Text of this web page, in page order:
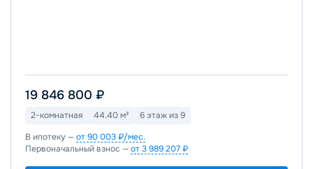
19 846 800 ₽
2-комнатная 44.40 м²
6 этаж из 9
В ипотеку —от 90 003 ₽/мес.
Первоначальный взнос —от 3 989 207 ₽